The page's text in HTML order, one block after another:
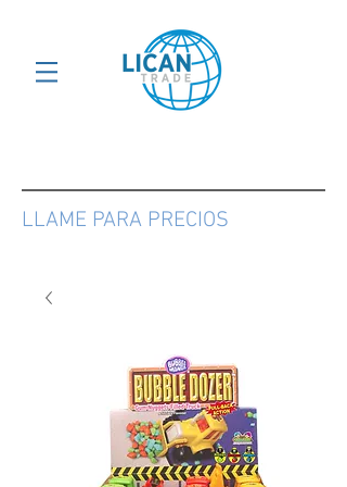
LLAME PARA PRECIOS